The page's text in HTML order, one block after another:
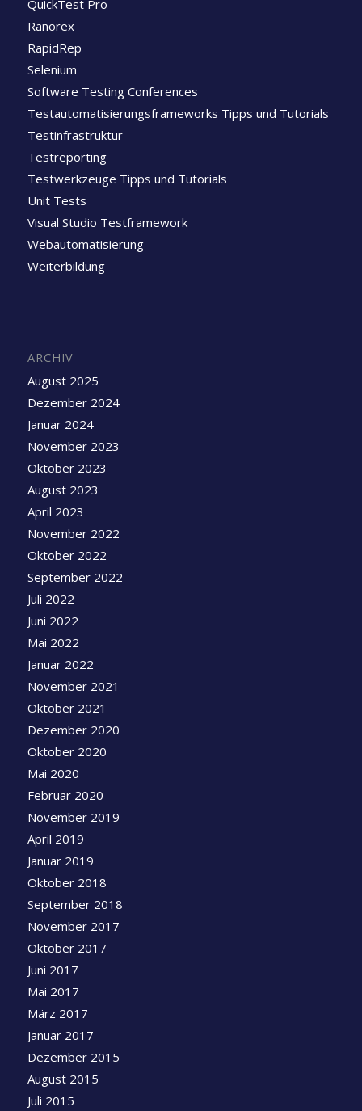
QuickTest Pro
Ranorex
RapidRep
Selenium
Software Testing Conferences
Testautomatisierungsframeworks Tipps und Tutorials
Testinfrastruktur
Testreporting
Testwerkzeuge Tipps und Tutorials
Unit Tests
Visual Studio Testframework
Webautomatisierung
Weiterbildung
ARCHIV
August 2025
Dezember 2024
Januar 2024
November 2023
Oktober 2023
August 2023
April 2023
November 2022
Oktober 2022
September 2022
Juli 2022
Juni 2022
Mai 2022
Januar 2022
November 2021
Oktober 2021
Dezember 2020
Oktober 2020
Mai 2020
Februar 2020
November 2019
April 2019
Januar 2019
Oktober 2018
September 2018
November 2017
Oktober 2017
Juni 2017
Mai 2017
März 2017
Januar 2017
Dezember 2015
August 2015
Juli 2015